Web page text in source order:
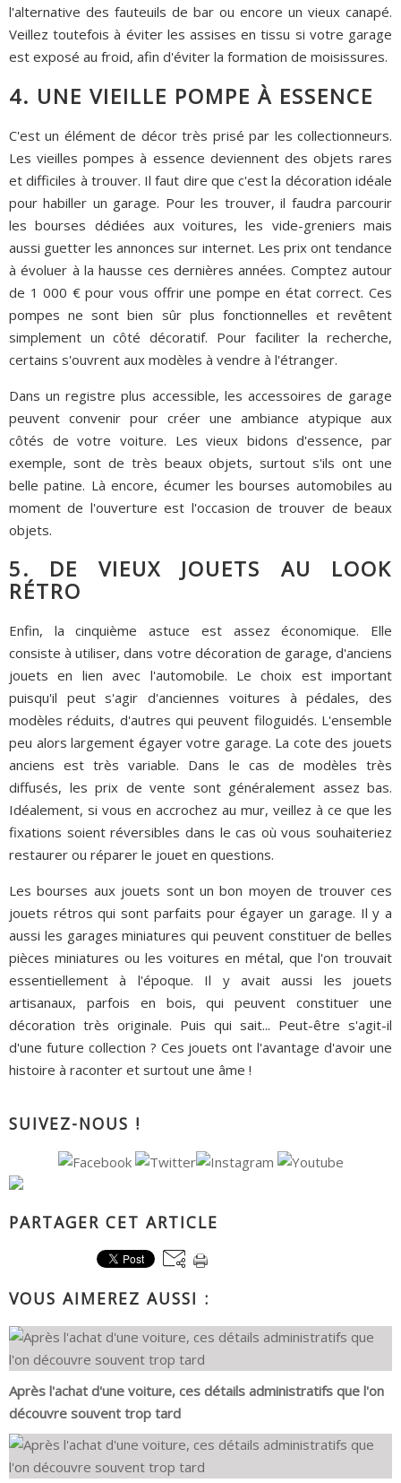
l'alternative des fauteuils de bar ou encore un vieux canapé.
Veillez toutefois à éviter les assises en tissu si votre garage
est exposé au froid, afin d'éviter la formation de moisissures.
4. UNE VIEILLE POMPE À ESSENCE
C'est un élément de décor très prisé par les collectionneurs.
Les vieilles pompes à essence deviennent des objets rares
et difficiles à trouver. Il faut dire que c'est la décoration idéale
pour habiller un garage. Pour les trouver, il faudra parcourir
les bourses dédiées aux voitures, les vide-greniers mais
aussi guetter les annonces sur internet. Les prix ont tendance
à évoluer à la hausse ces dernières années. Comptez autour
de 1 000 € pour vous offrir une pompe en état correct. Ces
pompes ne sont bien sûr plus fonctionnelles et revêtent
simplement un côté décoratif. Pour faciliter la recherche,
certains s'ouvrent aux modèles à vendre à l'étranger.
Dans un registre plus accessible, les accessoires de garage
peuvent convenir pour créer une ambiance atypique aux
côtés de votre voiture. Les vieux bidons d'essence, par
exemple, sont de très beaux objets, surtout s'ils ont une
belle patine. Là encore, écumer les bourses automobiles au
moment de l'ouverture est l'occasion de trouver de beaux
objets.
5. DE VIEUX JOUETS AU LOOK
RÉTRO
Enfin, la cinquième astuce est assez économique. Elle
consiste à utiliser, dans votre décoration de garage, d'anciens
jouets en lien avec l'automobile. Le choix est important
puisqu'il peut s'agir d'anciennes voitures à pédales, des
modèles réduits, d'autres qui peuvent filoguidés. L'ensemble
peu alors largement égayer votre garage. La cote des jouets
anciens est très variable. Dans le cas de modèles très
diffusés, les prix de vente sont généralement assez bas.
Idéalement, si vous en accrochez au mur, veillez à ce que les
fixations soient réversibles dans le cas où vous souhaiteriez
restaurer ou réparer le jouet en questions.
Les bourses aux jouets sont un bon moyen de trouver ces
jouets rétros qui sont parfaits pour égayer un garage. Il y a
aussi les garages miniatures qui peuvent constituer de belles
pièces miniatures ou les voitures en métal, que l'on trouvait
essentiellement à l'époque. Il y avait aussi les jouets
artisanaux, parfois en bois, qui peuvent constituer une
décoration très originale. Puis qui sait... Peut-être s'agit-il
d'une future collection ? Ces jouets ont l'avantage d'avoir une
histoire à raconter et surtout une âme !
SUIVEZ-NOUS !
PARTAGER CET ARTICLE
VOUS AIMEREZ AUSSI :
Après l'achat d'une voiture, ces détails administratifs que l'on
découvre souvent trop tard